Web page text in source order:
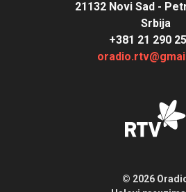
21132 Novi Sad -
Srbija
+381 21 290
© 2026